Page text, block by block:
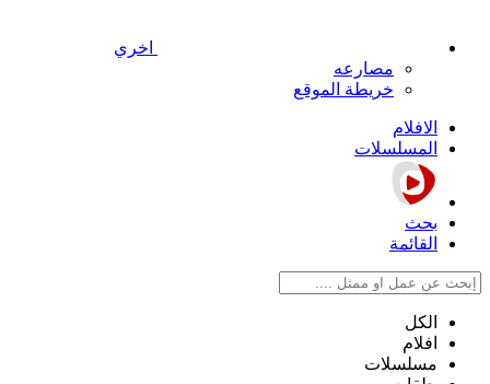
اخري
مصارعه
خريطة الموقع
الافلام
المسلسلات
بحث
القائمة
الكل
افلام
مسلسلات